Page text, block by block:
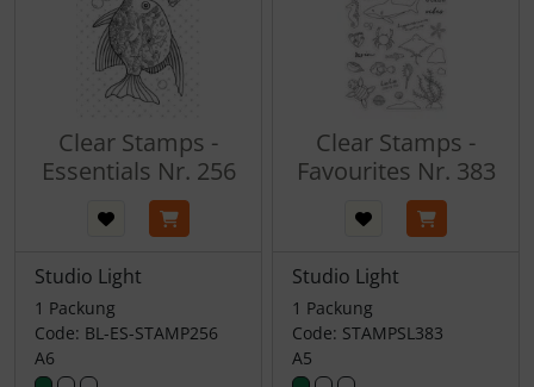
Clear Stamps -
Essentials Nr. 256
Studio Light
1 Packung
Code: BL-ES-STAMP256
A6
Clear Stamps -
Favourites Nr. 383
Studio Light
1 Packung
Code: STAMPSL383
A5